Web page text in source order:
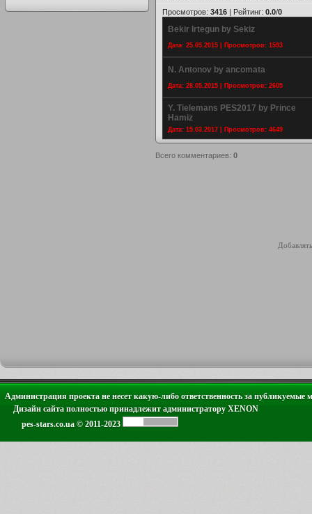
Просмотров: 3416 | Рейтинг: 0.0/0
Bekir Irtegun by Sekiz
Дата: 25.05.2015 | Просмотров: 1593
N. Antonov by ancomata
Дата: 28.05.2015 | Просмотров: 2605
Y. Tielemans PES2017 by Prince
Hamiz
Дата: 15.03.2017 | Просмотров: 4649
Всего комментариев: 0
Администрация проекта не несет какую-либо ответственность за публикуемые
Дизайн сайта полностью принадлежит администратору XENON
pes-stars.co.ua © 2011-2023